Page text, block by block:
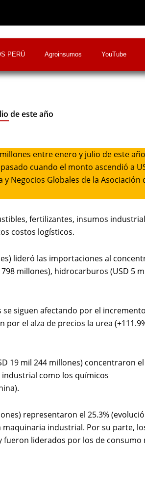
PERÚ Agroinsumos YouTube
de este año
entre enero y julio de este
cuando el monto ascendió a
Negocios Globales de la Asociación
fertilizantes, insumos
costos logísticos.
lideró las importaciones al
millones), hidrocarburos (USD 5
siguen afectando por el
el alza de precios la urea
19 mil 244 millones) concentraron el
industrial como los químicos
representaron el 25.3%
industrial. Por su parte,
fueron liderados por los de consumo